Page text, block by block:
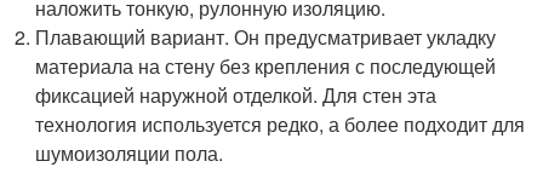
наложить тонкую, рулонную изоляцию.
Плавающий вариант. Он предусматривает укладку
материала на стену без крепления с последующей
фиксацией наружной отделкой. Для стен эта
технология используется редко, а более подходит для
шумоизоляции пола.